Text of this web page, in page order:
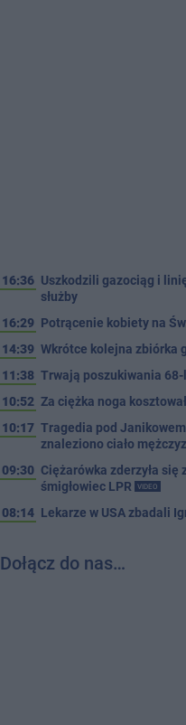
16:36 Uszkodzili gazociąg i
służby
16:29 Potrącenie kobiety na
14:39 Wkrótce kolejna zbiórka
11:38 Trwają poszukiwania
10:52 Za ciężka noga
10:17 Tragedia pod
znaleziono ciało
09:30 Ciężarówka zderzyła się
śmigłowiec LPR
VIDEO
08:14 Lekarze w USA zbadali
Dołącz do nas…